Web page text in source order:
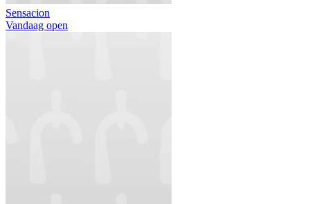
Sensacion
Vandaag open